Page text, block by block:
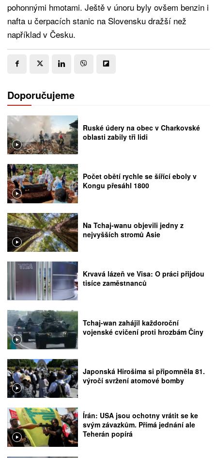
pohonnými hmotami. Ještě v únoru byly ovšem benzin i
nafta u čerpacích stanic na Slovensku dražší než
například v Česku.
Doporučujeme
Ruské údery na obec v Charkovské
oblasti zabily tři lidi
Počet obětí rychle se šířící eboly v
Kongu přesáhl 1800
Na Tchaj-wanu objevili jedny z
nejvyšších stromů Asie
Krvavá lázeň ve Visa: O práci přijdou
tisíce zaměstnanců
Tchaj-wan zahájil každoroční
vojenské cvičení proti hrozbám Číny
Japonská Hirošima si připomněla 81.
výročí svržení atomové bomby
Írán: USA jsou ochotny vrátit se ke
svým závazkům. Přímá jednání ale
Teherán popírá